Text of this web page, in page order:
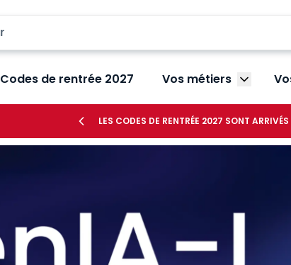
Codes de rentrée 2027 Vos métiers Afficher
LES CODES DE RENTRÉE 2027 SONT ARRIVÉS